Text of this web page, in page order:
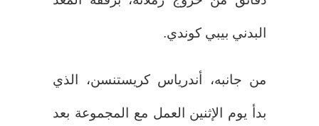
البدني بيبي كوندي.
من جانبه، أندرياس كريستنسن، الذي
بدأ يوم الإثنين العمل مع المجموعة بعد